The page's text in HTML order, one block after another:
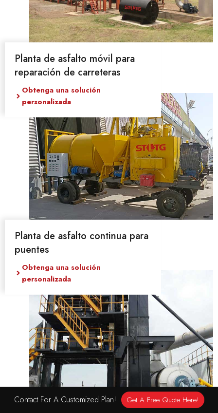
Planta de asfalto móvil para
reparación de carreteras
Obtenga una solución
personalizada
Planta de asfalto continua para
puentes
Obtenga una solución
personalizada
Contact For A Customized Plan! Get A Free Quote Here!